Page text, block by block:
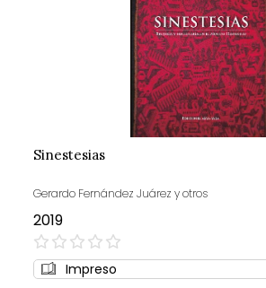
Sinestesias
Gerardo Fernández Juárez y otros
2019
0%
Impreso